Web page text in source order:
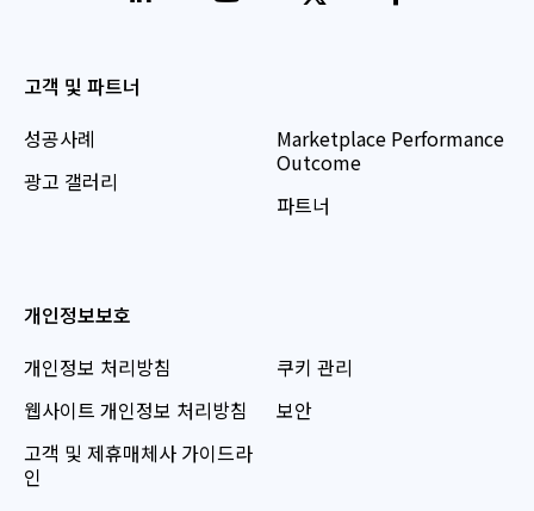
고객 및 파트너
성공사례
광고 갤러리
Marketplace Performance
Outcome
파트너
개인정보보호
개인정보 처리방침
웹사이트 개인정보 처리방침
고객 및 제휴매체사 가이드라
인
쿠키 관리
보안